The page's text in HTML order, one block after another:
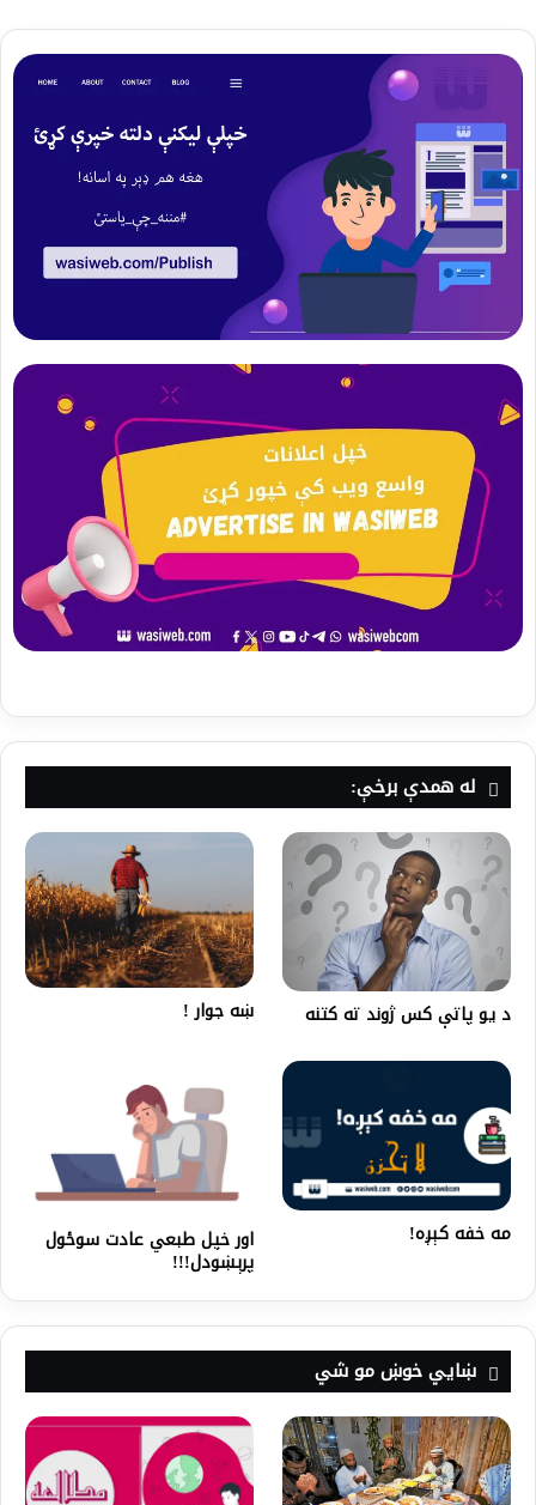
له همدې برخې:
د یو پاتې کس ژوند ته کتنه ښه جوار !
مه خفه کېږه! اور خپل طبعي عادت سوځول
پرېښودل!!!
ښايي خوښ مو شي